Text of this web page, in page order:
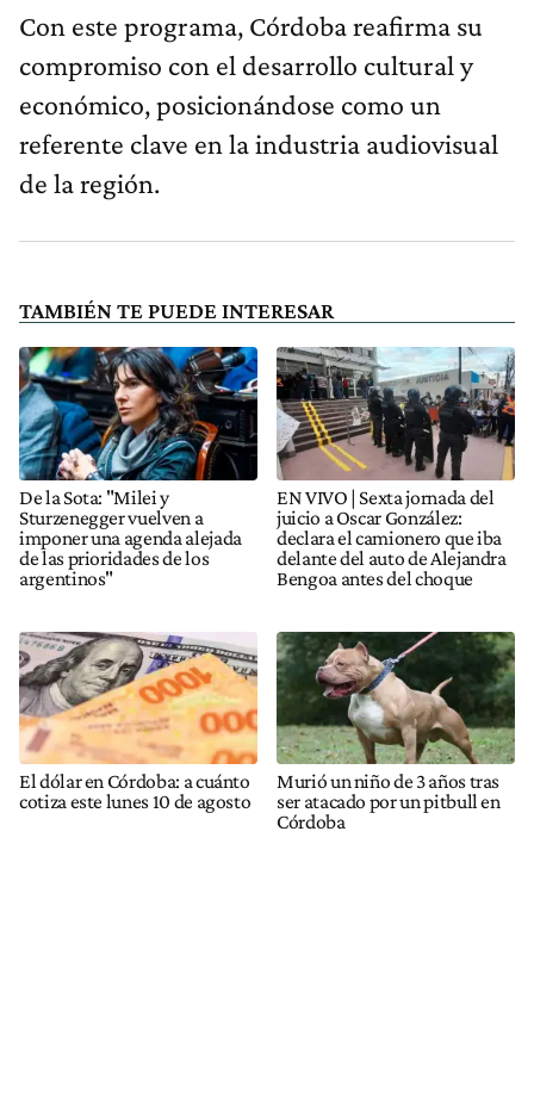
Con este programa, Córdoba reafirma su
compromiso con el desarrollo cultural y
económico, posicionándose como un
referente clave en la industria audiovisual
de la región.
TAMBIÉN TE PUEDE INTERESAR
De la Sota: "Milei y
Sturzenegger vuelven a
imponer una agenda alejada
de las prioridades de los
argentinos"
EN VIVO | Sexta jornada del
juicio a Oscar González:
declara el camionero que iba
delante del auto de Alejandra
Bengoa antes del choque
El dólar en Córdoba: a cuánto
cotiza este lunes 10 de agosto
Murió un niño de 3 años tras
ser atacado por un pitbull en
Córdoba